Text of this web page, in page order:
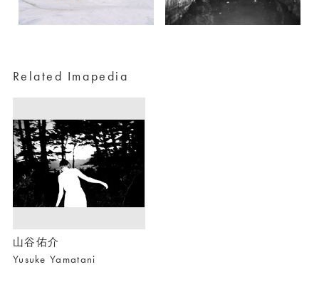
Related Imapedia
山谷佑介
Yusuke Yamatani